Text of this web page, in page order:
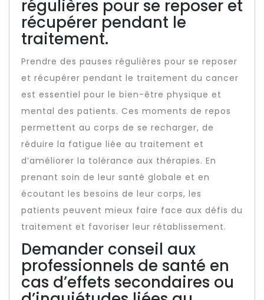
régulières pour se reposer et
récupérer pendant le
traitement.
Prendre des pauses régulières pour se reposer
et récupérer pendant le traitement du cancer
est essentiel pour le bien-être physique et
mental des patients. Ces moments de repos
permettent au corps de se recharger, de
réduire la fatigue liée au traitement et
d’améliorer la tolérance aux thérapies. En
prenant soin de leur santé globale et en
écoutant les besoins de leur corps, les
patients peuvent mieux faire face aux défis du
traitement et favoriser leur rétablissement.
Demander conseil aux
professionnels de santé en
cas d’effets secondaires ou